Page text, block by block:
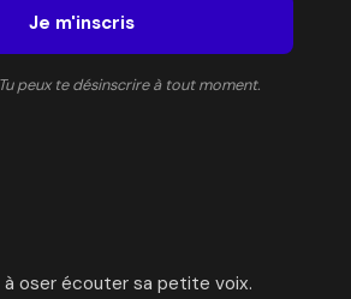
Je m'inscris
peux te désinscrire à tout moment.
à oser écouter sa petite voix.